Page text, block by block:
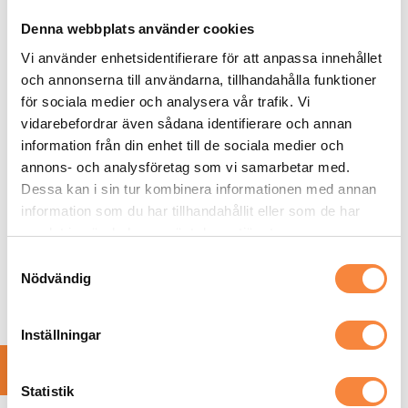
Denna webbplats använder cookies
Vi använder enhetsidentifierare för att anpassa innehållet
och annonserna till användarna, tillhandahålla funktioner
för sociala medier och analysera vår trafik. Vi
vidarebefordrar även sådana identifierare och annan
information från din enhet till de sociala medier och
annons- och analysföretag som vi samarbetar med.
Dessa kan i sin tur kombinera informationen med annan
information som du har tillhandahållit eller som de har
samlat in när du har använt deras tjänster.
Nödvändig
Inställningar
Statistik
huset. Kom ihåg att lämna över den till nästa ägare.
Var noga med att följa leverantörens skötselanvisningar när
du köpt ny utrustning.
Skriv upp vad som åtgärdats i systemet och när. Det kan
hjälpa skorstensfejarmästaren eller reparatören om något går
sönder.
Låt en fackman besiktiga husets ventilationssystem med
jämna mellanrum.
För ytterligare information – eller hjälp med
ventilationsrengöring – prata gärna med sotaren!
Boka ventilationsrengöring